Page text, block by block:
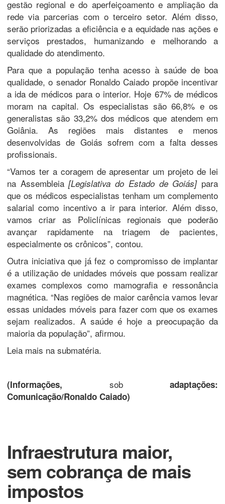
gestão regional e do aperfeiçoamento e ampliação da
rede via parcerias com o terceiro setor. Além disso,
serão priorizadas a eficiência e a equidade nas ações e
serviços prestados, humanizando e melhorando a
qualidade do atendimento.
Para que a população tenha acesso à saúde de boa
qualidade, o senador Ronaldo Caiado propõe incentivar
a ida de médicos para o interior. Hoje 67% de médicos
moram na capital. Os especialistas são 66,8% e os
generalistas são 33,2% dos médicos que atendem em
Goiânia. As regiões mais distantes e menos
desenvolvidas de Goiás sofrem com a falta desses
profissionais.
“Vamos ter a coragem de apresentar um projeto de lei
na Assembleia[Legislativa do Estado de Goiás]para
que os médicos especialistas tenham um complemento
salarial como incentivo a ir para interior. Além disso,
vamos criar as Policlínicas regionais que poderão
avançar rapidamente na triagem de pacientes,
especialmente os crônicos”, contou.
Outra iniciativa que já fez o compromisso de implantar
é a utilização de unidades móveis que possam realizar
exames complexos como mamografia e ressonância
magnética. “Nas regiões de maior carência vamos levar
essas unidades móveis para fazer com que os exames
sejam realizados. A saúde é hoje a preocupação da
maioria da população”, afirmou.
Leia mais na submatéria.
(Informações, sob adaptações:
Comunicação/Ronaldo Caiado)
Infraestrutura maior,
sem cobrança de mais
impostos